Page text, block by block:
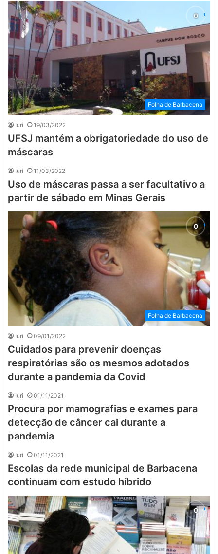
Folha de Barbacena
Iuri 19/03/2022
UFSJ mantém a obrigatoriedade do uso de
máscaras
Iuri 11/03/2022
Uso de máscaras passa a ser facultativo a
partir de sábado em Minas Gerais
Folha de Barbacena
Iuri 09/01/2022
Cuidados para prevenir doenças
respiratórias são os mesmos adotados
durante a pandemia da Covid
Iuri 01/11/2021
Procura por mamografias e exames para
detecção de câncer cai durante a
pandemia
Iuri 01/11/2021
Escolas da rede municipal de Barbacena
continuam com estudo híbrido